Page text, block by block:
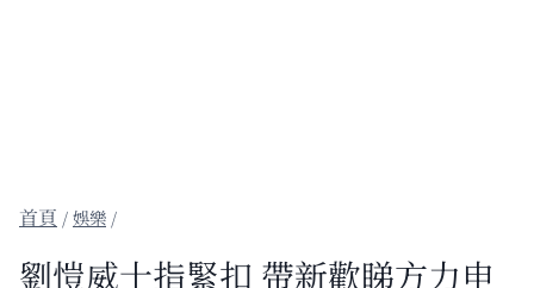
/娛樂 /
劉愷威十指緊扣 帶新歡睇方力申